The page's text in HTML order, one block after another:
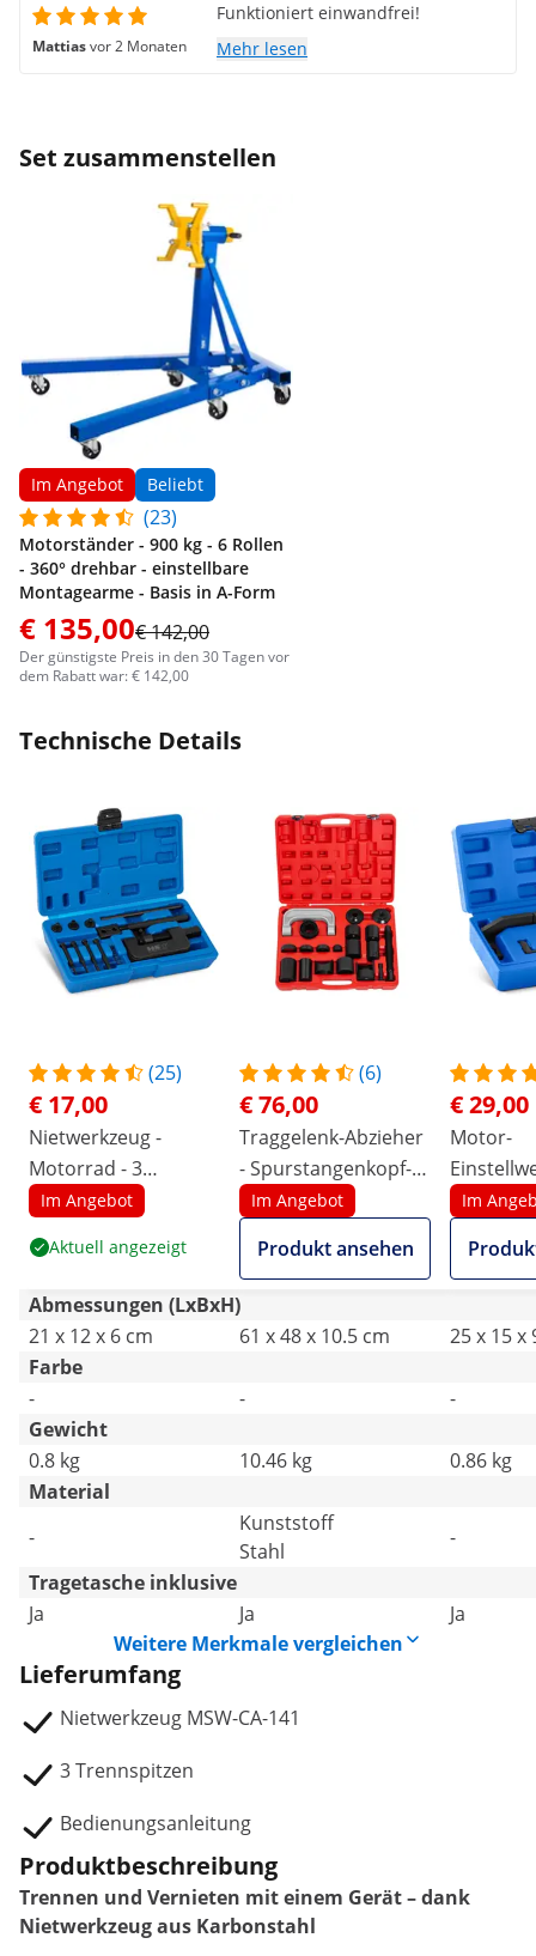
Mattiasvor 2 Monaten
Funktioniert einwandfrei!
Mehr lesen
Set zusammenstellen
Im Angebot Beliebt
(23)
Motorständer - 900 kg - 6 Rollen
- 360° drehbar - einstellbare
Montagearme - Basis in A-Form
€ 135,00€ 142,00
Der günstigste Preis in den 30 Tagen vor
dem Rabatt war: € 142,00
Technische Details
(25)
€ 17,00
Nietwerkzeug -
Motorrad - 3
Trennspitzen -
Im Angebot
Aktuell angezeigt
(6)
€ 76,00
Traggelenk-Abzieher
- Spurstangenkopf-
Abzieher -
Kugelgelenk-
Abzieher - für
Pickups, Vans oder
Im Angebot
Produkt ansehen
€ 29,00
Motor-
Citroën
1.0 / 1.2
Im
Abmessungen (LxBxH)
21 x 12 x 6 cm
61 x 48 x 10.5 cm
25 x 15 x
Farbe
-
-
-
Gewicht
0.8 kg
10.46 kg
0.86 kg
Material
-
Kunststoff
Stahl
-
Tragetasche inklusive
Ja
Ja
Ja
Weitere Merkmale vergleichen
Lieferumfang
Nietwerkzeug MSW-CA-141
3 Trennspitzen
Bedienungsanleitung
Produktbeschreibung
Trennen und Vernieten mit einem Gerät – dank
Nietwerkzeug aus Karbonstahl